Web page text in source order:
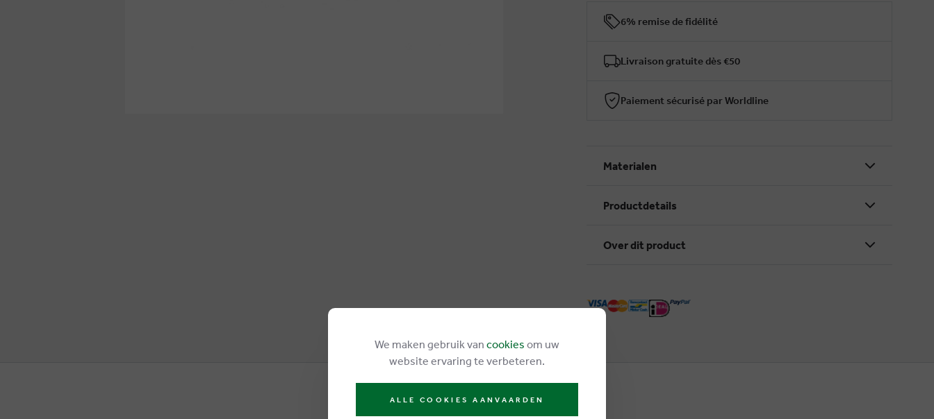
6% remise de fidélité
Livraison gratuite dès €50
Paiement sécurisé par Worldline
Materialen
Productdetails
Over dit product
We maken gebruik van cookies om uw
website ervaring te verbeteren.
ALLE COOKIES AANVAARDEN